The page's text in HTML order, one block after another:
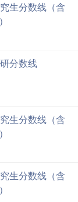
生分数线（含
分数线
生分数线（含
生分数线（含